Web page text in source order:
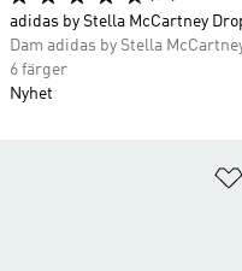
adidas by Stella McCartney
Dam adidas by Stella
6 färger
Nyhet